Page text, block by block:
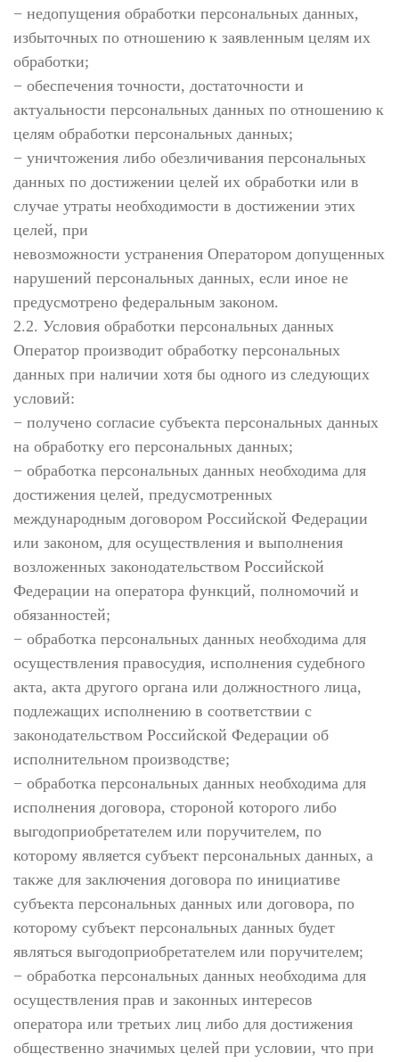
− недопущения обработки персональных данных,
избыточных по отношению к заявленным целям их
обработки;
− обеспечения точности, достаточности и
актуальности персональных данных по отношению к
целям обработки персональных данных;
− уничтожения либо обезличивания персональных
данных по достижении целей их обработки или в
случае утраты необходимости в достижении этих
целей, при
невозможности устранения Оператором допущенных
нарушений персональных данных, если иное не
предусмотрено федеральным законом.
2.2. Условия обработки персональных данных
Оператор производит обработку персональных
данных при наличии хотя бы одного из следующих
условий:
− получено согласие субъекта персональных данных
на обработку его персональных данных;
− обработка персональных данных необходима для
достижения целей, предусмотренных
международным договором Российской Федерации
или законом, для осуществления и выполнения
возложенных законодательством Российской
Федерации на оператора функций, полномочий и
обязанностей;
− обработка персональных данных необходима для
осуществления правосудия, исполнения судебного
акта, акта другого органа или должностного лица,
подлежащих исполнению в соответствии с
законодательством Российской Федерации об
исполнительном производстве;
− обработка персональных данных необходима для
исполнения договора, стороной которого либо
выгодоприобретателем или поручителем, по
которому является субъект персональных данных, а
также для заключения договора по инициативе
субъекта персональных данных или договора, по
которому субъект персональных данных будет
являться выгодоприобретателем или поручителем;
− обработка персональных данных необходима для
осуществления прав и законных интересов
оператора или третьих лиц либо для достижения
общественно значимых целей при условии, что при